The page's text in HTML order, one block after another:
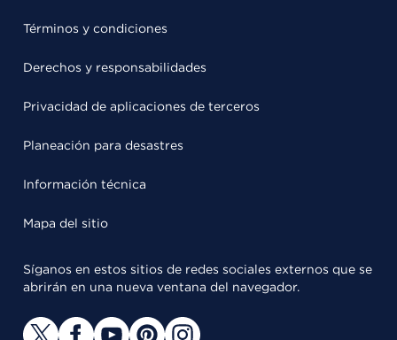
Términos y condiciones
Derechos y responsabilidades
Privacidad de aplicaciones de terceros
Planeación para desastres
Información técnica
Mapa del sitio
Síganos en estos sitios de redes sociales externos que se
abrirán en una nueva ventana del navegador.